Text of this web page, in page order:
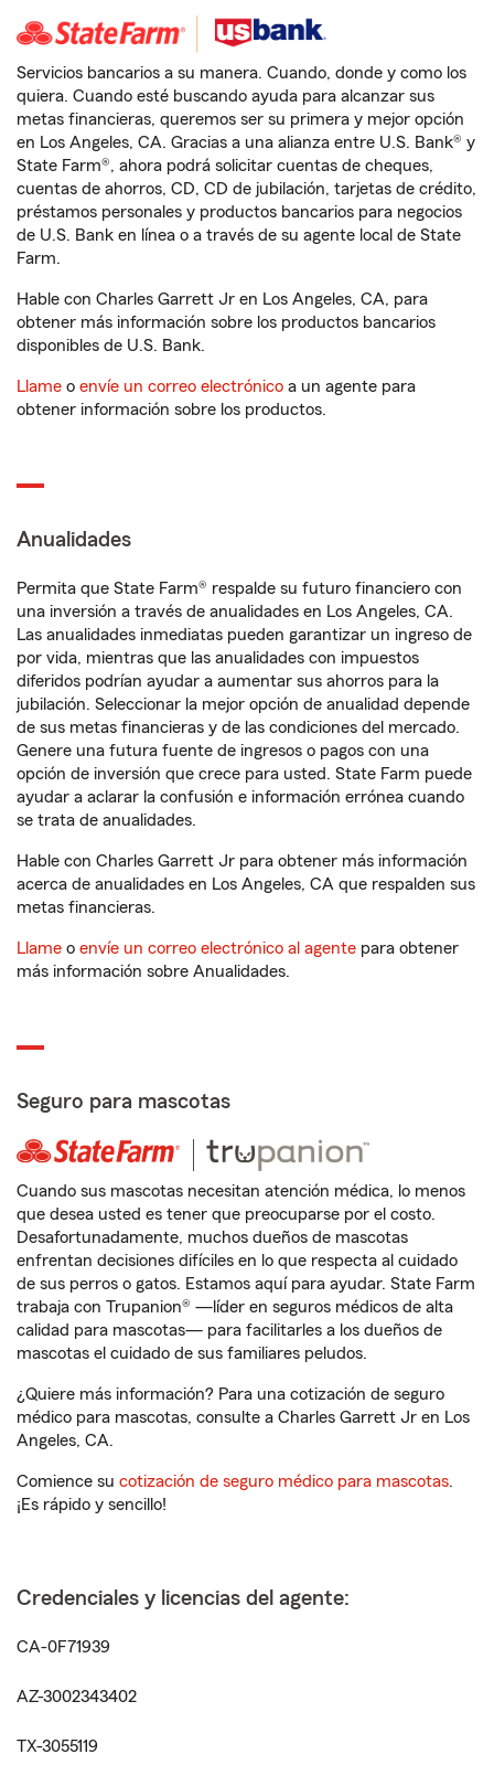
Servicios bancarios a su manera. Cuando, donde y como los
quiera. Cuando esté buscando ayuda para alcanzar sus
metas financieras, queremos ser su primera y mejor opción
en Los Angeles, CA. Gracias a una alianza entre U.S. Bank® y
State Farm®, ahora podrá solicitar cuentas de cheques,
cuentas de ahorros, CD, CD de jubilación, tarjetas de crédito,
préstamos personales y productos bancarios para negocios
de U.S. Bank en línea o a través de su agente local de State
Farm.
Hable con Charles Garrett Jr en Los Angeles, CA, para
obtener más información sobre los productos bancarios
disponibles de U.S. Bank.
Llame o envíe un correo electrónico a un agente para
obtener información sobre los productos.
Anualidades
Permita que State Farm® respalde su futuro financiero con
una inversión a través de anualidades en Los Angeles, CA.
Las anualidades inmediatas pueden garantizar un ingreso de
por vida, mientras que las anualidades con impuestos
diferidos podrían ayudar a aumentar sus ahorros para la
jubilación. Seleccionar la mejor opción de anualidad depende
de sus metas financieras y de las condiciones del mercado.
Genere una futura fuente de ingresos o pagos con una
opción de inversión que crece para usted. State Farm puede
ayudar a aclarar la confusión e información errónea cuando
se trata de anualidades.
Hable con Charles Garrett Jr para obtener más información
acerca de anualidades en Los Angeles, CA que respalden sus
metas financieras.
Llame o envíe un correo electrónico al agente para obtener
más información sobre Anualidades.
Seguro para mascotas
Cuando sus mascotas necesitan atención médica, lo menos
que desea usted es tener que preocuparse por el costo.
Desafortunadamente, muchos dueños de mascotas
enfrentan decisiones difíciles en lo que respecta al cuidado
de sus perros o gatos. Estamos aquí para ayudar. State Farm
trabaja con Trupanion® —líder en seguros médicos de alta
calidad para mascotas— para facilitarles a los dueños de
mascotas el cuidado de sus familiares peludos.
¿Quiere más información? Para una cotización de seguro
médico para mascotas, consulte a Charles Garrett Jr en Los
Angeles, CA.
Comience su cotización de seguro médico para mascotas.
¡Es rápido y sencillo!
Credenciales y licencias del agente:
CA-0F71939
AZ-3002343402
TX-3055119